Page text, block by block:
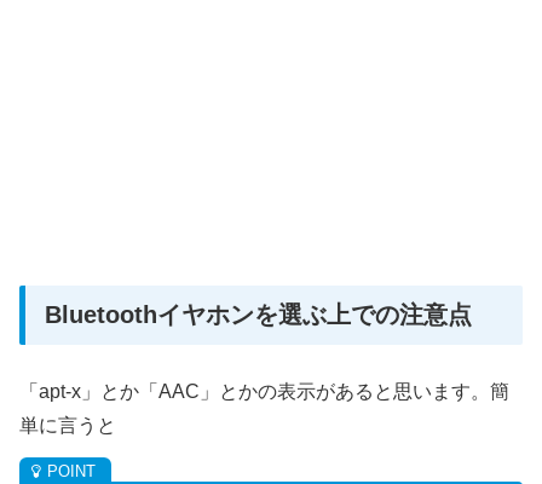
Bluetoothイヤホンを選ぶ上での注意点
「apt-x」とか「AAC」とかの表示があると思います。簡
単に言うと